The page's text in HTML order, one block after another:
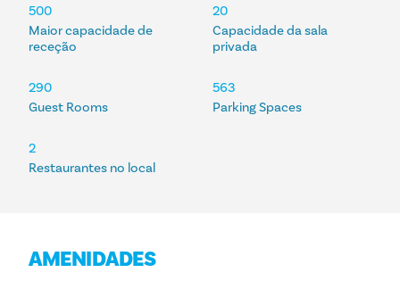
Maior capacidade de
receção
500
Capacidade da sala
privada
20
Guest Rooms
290
Parking Spaces
563
Restaurantes no local
2
AMENIDADES